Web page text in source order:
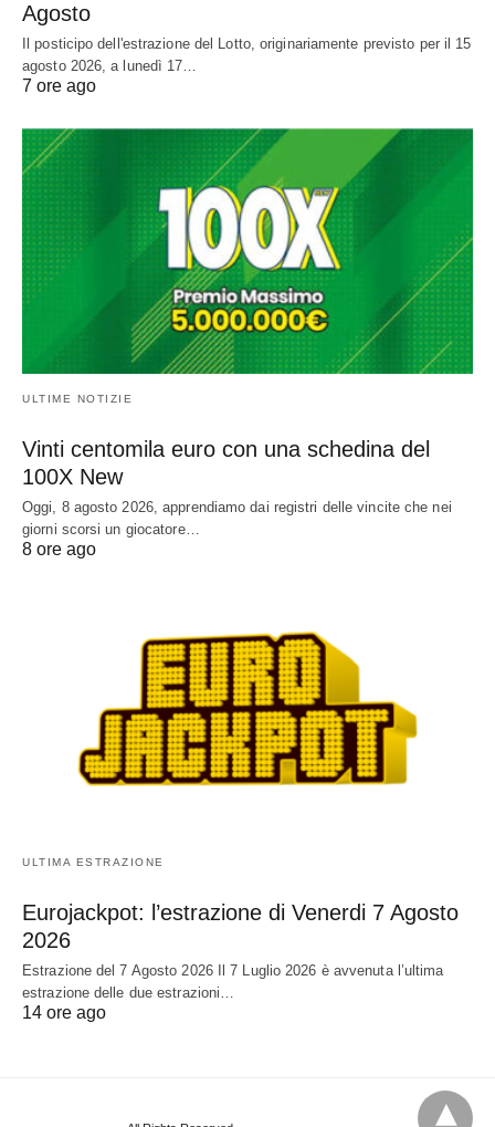
Agosto
Il posticipo dell'estrazione del Lotto, originariamente previsto per il 15
agosto 2026, a lunedì 17…
7 ore ago
ULTIME NOTIZIE
Vinti centomila euro con una schedina del
100X New
Oggi, 8 agosto 2026, apprendiamo dai registri delle vincite che nei
giorni scorsi un giocatore…
8 ore ago
ULTIMA ESTRAZIONE
Eurojackpot: l’estrazione di Venerdi 7 Agosto
2026
Estrazione del 7 Agosto 2026 Il 7 Luglio 2026 è avvenuta l’ultima
estrazione delle due estrazioni…
14 ore ago